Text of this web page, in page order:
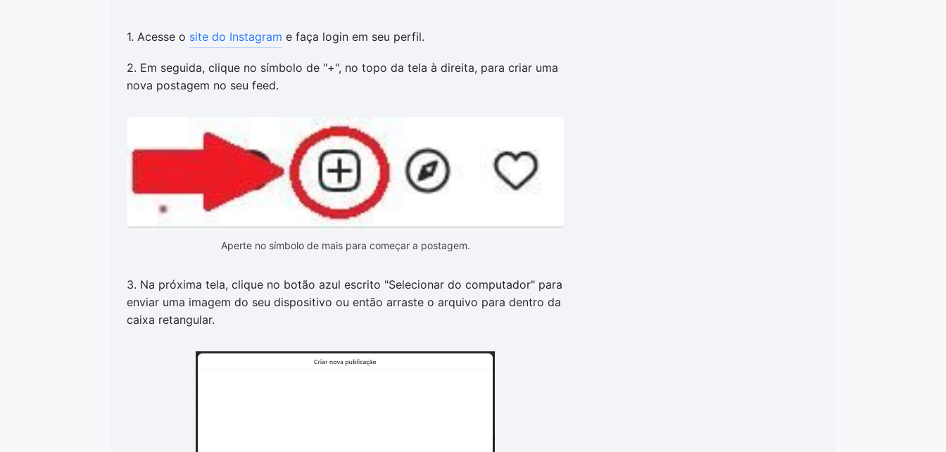
1. Acesse o site do Instagram e faça login em seu perfil.
2. Em seguida, clique no símbolo de "+", no topo da tela à direita, para criar uma
nova postagem no seu feed.
Aperte no símbolo de mais para começar a postagem.
3. Na próxima tela, clique no botão azul escrito "Selecionar do computador" para
enviar uma imagem do seu dispositivo ou então arraste o arquivo para dentro da
caixa retangular.